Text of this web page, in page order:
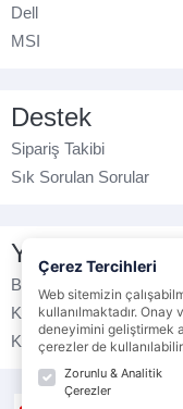
Dell
MSI
Destek
Sipariş Takibi
Sık Sorulan Sorular
Yasal
Banka Hesap No
Kullanım Koşulları
K.V.K.K. Politikası
Çerez Tercihleri
Web sitemizin
kullanılmaktadır. Onay
deneyimini geliştirmek
çerezler de
Zorunlu & Analitik
Çerezler